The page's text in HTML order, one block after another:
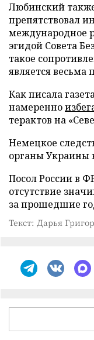
Любинский
препятствовал
международное
эгидой Совета
такое
является весьма
Как писала
намеренно
терактов на
Немецкое
органы Украины
Посол России в
отсутствие
за прошедшие
Текст: Дарья